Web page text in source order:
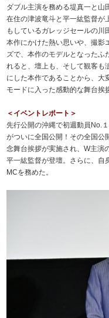
ダブル主演を務める堤真一と山
在住の津波竜斗と平一紘監督が
もしているガレッジセールの川
本作にかけた熱い思いや、撮影
ズで、本作のモデルとなったふ
れると、壇上も、そして観客も
にした本作であることから、大
モードに入った感動的な舞台挨
＜イベントレポート＞
先行公開の沖縄で初週動員No.
がついに全国公開！その全国公
念舞台挨拶が実施され、W主演
平一紘監督が登壇。さらに、自
MCを務めた。